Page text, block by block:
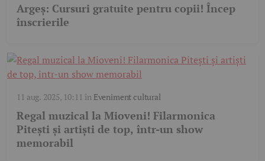
Argeș: Cursuri gratuite pentru copii! Încep
înscrierile
11 aug. 2025, 10:11 în Eveniment cultural
Regal muzical la Mioveni! Filarmonica
Pitești și artiști de top, într-un show
memorabil